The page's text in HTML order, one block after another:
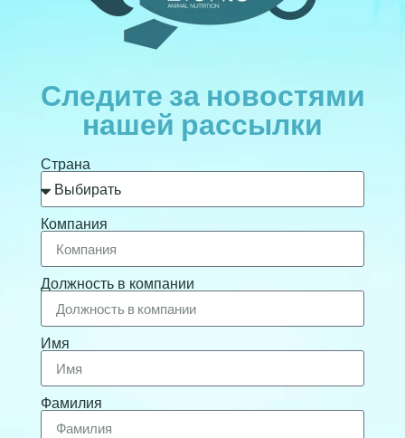
Следите за новостями
нашей рассылки
Страна
Компания
Должность в компании
Имя
Фамилия